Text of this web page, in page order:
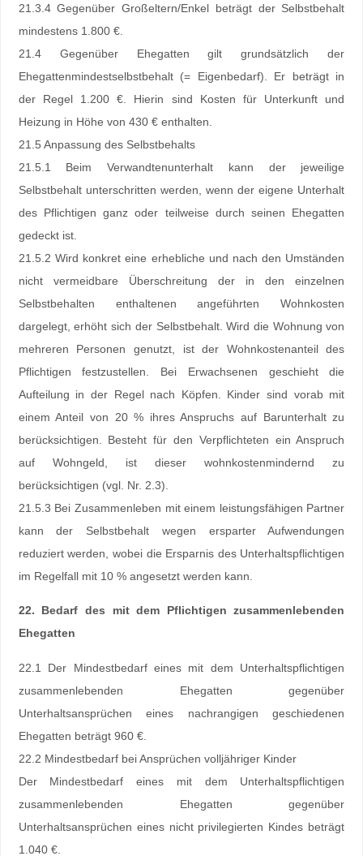
21.3.4 Gegenüber Großeltern/Enkel beträgt der Selbstbehalt
mindestens 1.800 €.
21.4 Gegenüber Ehegatten gilt grundsätzlich der
Ehegattenmindestselbstbehalt (= Eigenbedarf). Er beträgt in
der Regel 1.200 €. Hierin sind Kosten für Unterkunft und
Heizung in Höhe von 430 € enthalten.
21.5 Anpassung des Selbstbehalts
21.5.1 Beim Verwandtenunterhalt kann der jeweilige
Selbstbehalt unterschritten werden, wenn der eigene Unterhalt
des Pflichtigen ganz oder teilweise durch seinen Ehegatten
gedeckt ist.
21.5.2 Wird konkret eine erhebliche und nach den Umständen
nicht vermeidbare Überschreitung der in den einzelnen
Selbstbehalten enthaltenen angeführten Wohnkosten
dargelegt, erhöht sich der Selbstbehalt. Wird die Wohnung von
mehreren Personen genutzt, ist der Wohnkostenanteil des
Pflichtigen festzustellen. Bei Erwachsenen geschieht die
Aufteilung in der Regel nach Köpfen. Kinder sind vorab mit
einem Anteil von 20 % ihres Anspruchs auf Barunterhalt zu
berücksichtigen. Besteht für den Verpflichteten ein Anspruch
auf Wohngeld, ist dieser wohnkostenmindernd zu
berücksichtigen (vgl. Nr. 2.3).
21.5.3 Bei Zusammenleben mit einem leistungsfähigen Partner
kann der Selbstbehalt wegen ersparter Aufwendungen
reduziert werden, wobei die Ersparnis des Unterhaltspflichtigen
im Regelfall mit 10 % angesetzt werden kann.
22. Bedarf des mit dem Pflichtigen zusammenlebenden
Ehegatten
22.1 Der Mindestbedarf eines mit dem Unterhaltspflichtigen
zusammenlebenden Ehegatten gegenüber
Unterhaltsansprüchen eines nachrangigen geschiedenen
Ehegatten beträgt 960 €.
22.2 Mindestbedarf bei Ansprüchen volljähriger Kinder
Der Mindestbedarf eines mit dem Unterhaltspflichtigen
zusammenlebenden Ehegatten gegenüber
Unterhaltsansprüchen eines nicht privilegierten Kindes beträgt
1.040 €.